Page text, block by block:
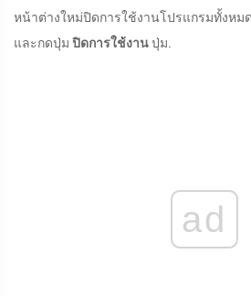
หน้าต่างใหม่ปิดการใช้งานโปรแกรมทั้งหม
และกดปุ่ม ปิดการใช้งานปุ่ม.
ad